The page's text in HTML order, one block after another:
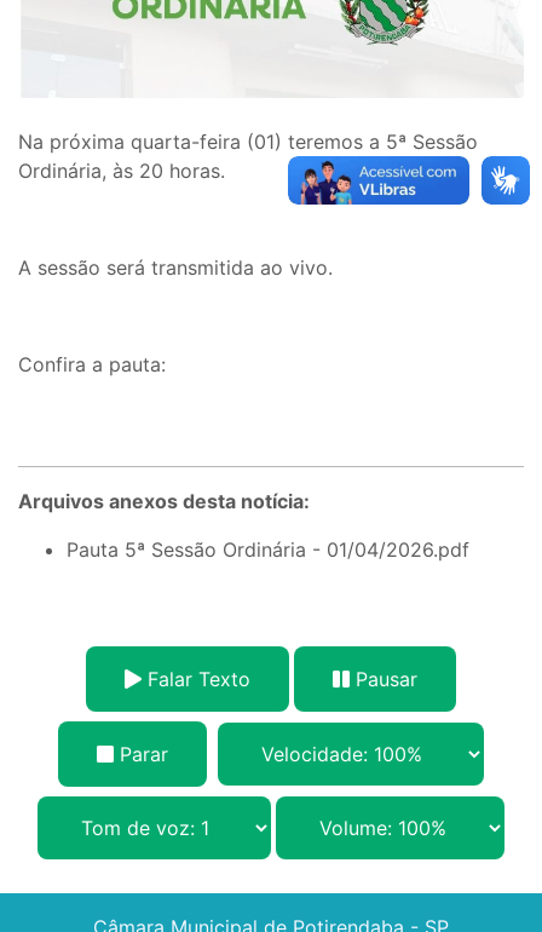
Na próxima quarta-feira (01) teremos a 5ª Sessão
Ordinária, às 20 horas.
A sessão será transmitida ao vivo.
Confira a pauta:
Arquivos anexos desta notícia:
Pauta 5ª Sessão Ordinária - 01/04/2026.pdf
Falar Texto Pausar
Parar
Câmara Municipal de Potirendaba - SP